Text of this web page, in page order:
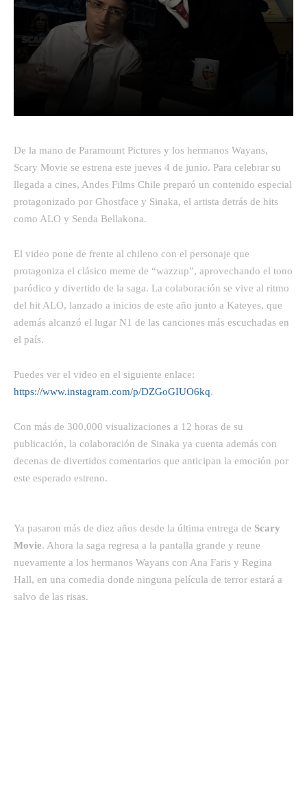
De la mano de Paramount Pictures y los hermanos Wayans,
Scary Movie se estrena este jueves 4 de junio. Para celebrar su
llegada a cines, Andes Films Chile preparó un contenido especial
protagonizado por Ghostface y Sinaka, el artista detrás de hits
como ALO y Senda Bellakona.
El video pone de frente al chileno con el personaje que
protagoniza el clásico meme de “wazzup”, aprovechando el tono
paródico y divertido de la saga. La colaboración se vive al ritmo
del hit ALO, lanzado a inicios de este año junto a Kateyes, que
además alcanzó el lugar N1 de las canciones más escuchadas en
el país.
Puedes ver el video en el siguiente enlace:
https://www.instagram.com/p/DZGoGIUO6kq.
Con más de 300,000 visualizaciones a 12 horas de su
publicación, la colaboración de Sinaka ya cuenta además con
decenas de divertidos comentarios que anticipan la emoción por
este esperado estreno.
Ya pasaron más de diez años desde la última entrega de Scary
Movie. Ahora la saga regresa a la pantalla grande y reune
nuevamente a los hermanos Wayans con Ana Faris y Regina
Hall, en una comedia donde ninguna película de terror estará a
salvo de las risas.